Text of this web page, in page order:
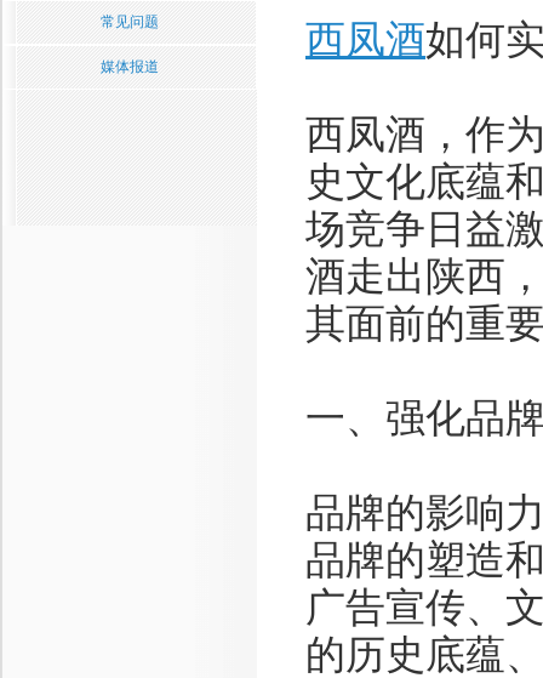
常见问题
媒体报道
西凤酒如何
西凤酒，作
史文化底蕴
场竞争日益
酒走出陕西
其面前的重
一、强化品
品牌的影响
品牌的塑造
广告宣传、
的历史底蕴